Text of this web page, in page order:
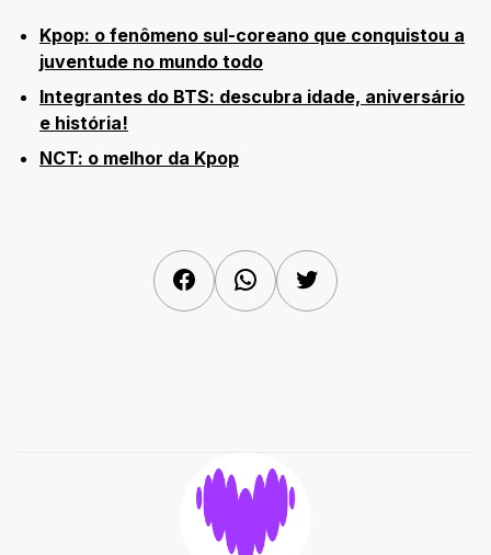
Kpop: o fenômeno sul-coreano que conquistou a
juventude no mundo todo
Integrantes do BTS: descubra idade, aniversário
e história!
NCT: o melhor da Kpop
FacebookWhatsAppTwitter